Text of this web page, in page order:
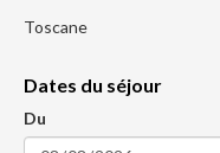
Toscane
Dates du séjour
Du